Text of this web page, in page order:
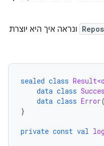
ונראה איך היא יוצרת
sealed class
data class
data class Error(
}
private const val